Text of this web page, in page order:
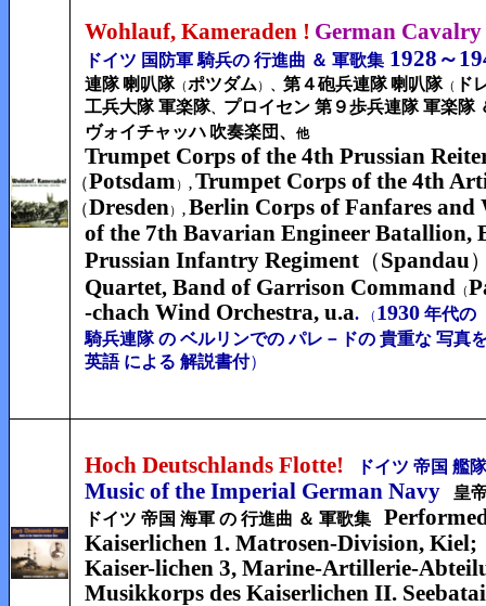
Wohlauf, Kameraden ! German
ドイツ 国防軍 騎兵の 行進曲 ＆ 軍歌集 1928 ～
連隊 喇叭隊（ポツダム ） 、 第４砲兵連隊 喇叭隊（
ド
工兵大隊 軍楽隊、 プロイセン 第９歩兵連隊 軍楽隊
ヴォイチャッハ 吹奏楽団、 他
Trumpet Corps of the 4th Prussian
（Potsdam ） , Trumpet Corps of the 4th
（Dresden ） , Berlin Corps of Fanfares and
of the 7th Bavarian Engineer Batallion,
Prussian Infantry Regiment （Spandau
Quartet, Band of Garrison Command （
-chach Wind Orchestra, u.a. （ 1930 年代の
騎兵連隊 の ベルリンでの パレ－ドの 貴重な 写真
英語 による 解説書付）
Hoch Deutschlands Flotte! ドイツ 帝国 艦
Music of the Imperial German Navy
皇
ドイツ 帝国 海軍 の 行進曲 ＆ 軍歌集
Kaiserlichen 1. Matrosen-Division, Kiel;
Kaiser-lichen 3, Marine-Artillerie-
Musikkorps des Kaiserlichen II.